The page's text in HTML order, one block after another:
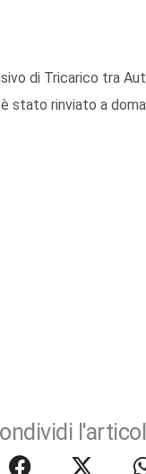
di Tricarico tra
stato rinviato a